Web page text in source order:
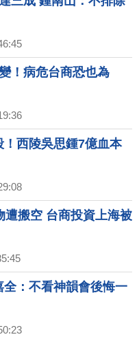
！病危台商恐也為
！西陵吳思鍾7億血本
遭搬空 台商投資上海被
全：不看神韻會後悔一